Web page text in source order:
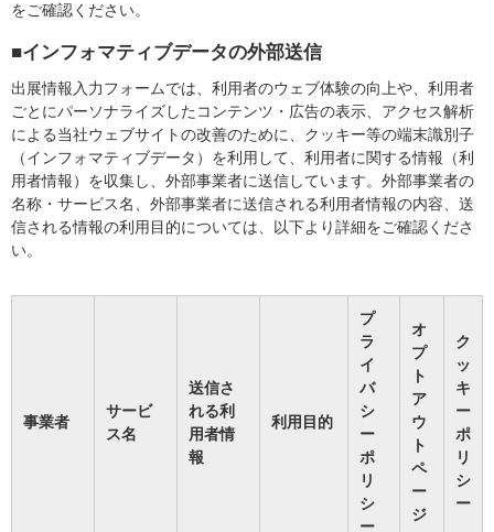
をご確認ください。
■インフォマティブデータの外部送信
出展情報入力フォームでは、利用者のウェブ体験の向上や、利用者
ごとにパーソナライズしたコンテンツ・広告の表示、アクセス解析
による当社ウェブサイトの改善のために、クッキー等の端末識別子
（インフォマティブデータ）を利用して、利用者に関する情報（利
用者情報）を収集し、外部事業者に送信しています。外部事業者の
名称・サービス名、外部事業者に送信される利用者情報の内容、送
信される情報の利用目的については、以下より詳細をご確認くださ
い。
事業者
サービ
ス名
送信さ
れる利
用者情
報
利用目的
プ
ラ
イ
バ
シ
ー
ポ
リ
シ
ー
オ
プ
ト
ア
ウ
ト
ペ
ー
ジ
ク
ッ
キ
ー
ポ
リ
シ
ー